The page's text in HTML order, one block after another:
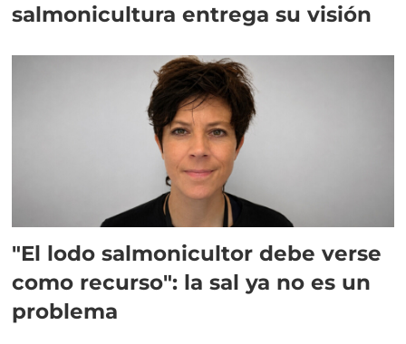
salmonicultura entrega su visión
"El lodo salmonicultor debe verse
como recurso": la sal ya no es un
problema